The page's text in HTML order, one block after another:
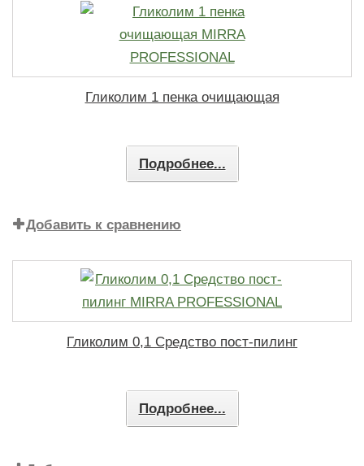
Гликолим 1 пенка очищающая
Подробнее...
Добавить к сравнению
Гликолим 0,1 Средство пост-пилинг
Подробнее...